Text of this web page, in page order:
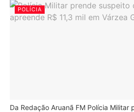
POLÍCIA
Da Redação Aruanã FM Polícia Militar